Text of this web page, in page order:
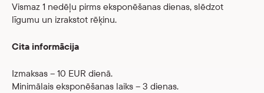
Vismaz 1 nedēļu pirms eksponēšanas dienas, slēdzot
līgumu un izrakstot rēķinu.
Cita informācija
Izmaksas – 10 EUR dienā.
Minimālais eksponēšanas laiks – 3 dienas.